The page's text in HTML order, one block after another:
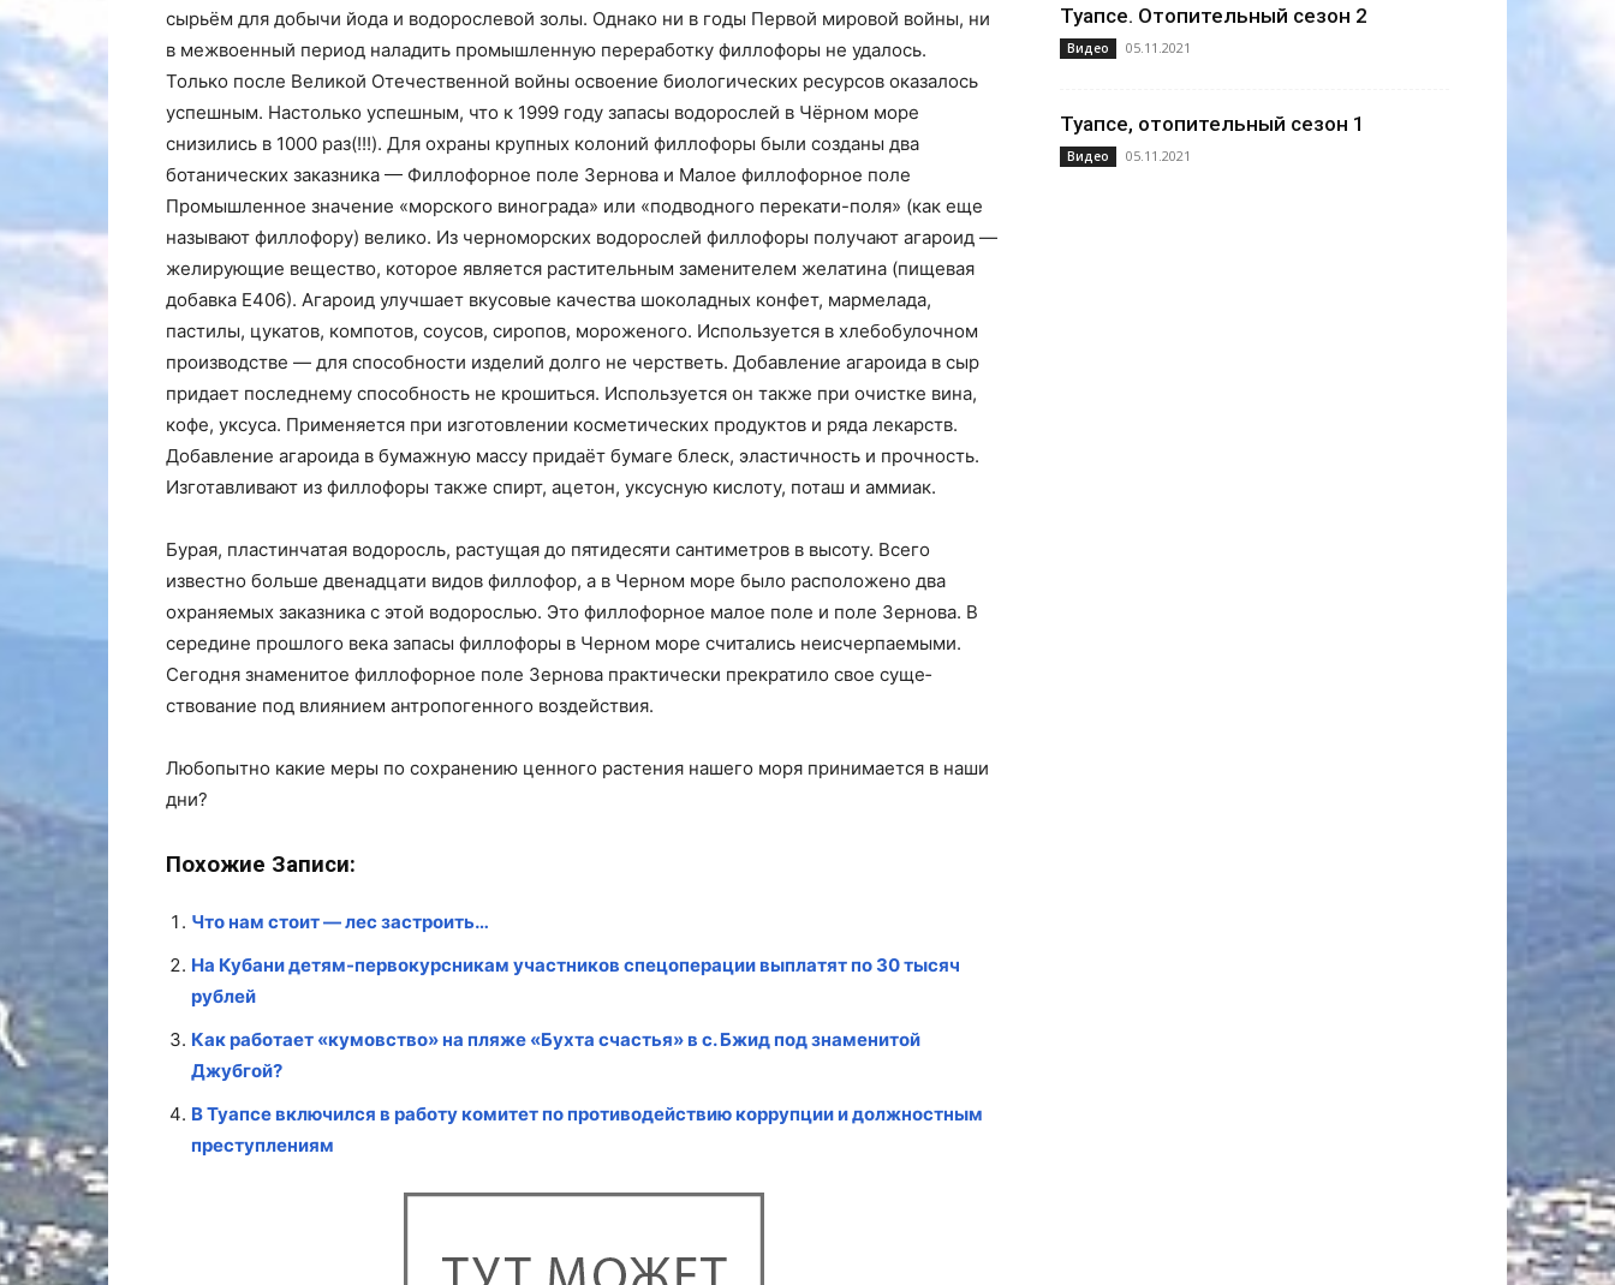
сырьём для добычи йода и водорослевой золы. Однако ни в годы Первой мировой войны, ни
в межвоенный период наладить промышленную переработку филлофоры не удалось.
Только после Великой Отечественной войны освоение биологических ресурсов оказалось
успешным. Настолько успешным, что к 1999 году запасы водорослей в Чёрном море
снизились в 1000 раз(!!!). Для охраны крупных колоний филлофоры были созданы два
ботанических заказника — Филлофорное поле Зернова и Малое филлофорное поле
Промышленное значение «морского винограда» или «подводного перекати-поля» (как еще
называют филлофору) велико. Из черноморских водорослей филлофоры получают агароид —
желирующие вещество, которое является растительным заменителем желатина (пищевая
добавка Е406). Агароид улучшает вкусовые качества шоколадных конфет, мармелада,
пастилы, цукатов, компотов, соусов, сиропов, мороженого. Используется в хлебобулочном
производстве — для способности изделий долго не черстветь. Добавление агароида в сыр
придает последнему способность не крошиться. Используется он также при очистке вина,
кофе, уксуса. Применяется при изготовлении косметических продуктов и ряда лекарств.
Добавление агароида в бумажную массу придаёт бумаге блеск, эластичность и прочность.
Изготавливают из филлофоры также спирт, ацетон, уксусную кислоту, поташ и аммиак.
Бурая, пластинчатая водоросль, растущая до пятидесяти сантиметров в высоту. Всего
известно больше двенадцати видов филлофор, а в Черном море было расположено два
охраняемых заказника с этой водорослью. Это филлофорное малое поле и поле Зернова. В
середине прошлого века запасы филлофоры в Чер­ном море считались неисчерпаемыми.
Сегодня знаменитое филлофорное поле Зернова практически прекратило свое суще­
ствование под влиянием антропогенного воздействия.
Любопытно какие меры по сохранению ценного растения нашего моря принимается в наши
дни?
Похожие Записи:
Что нам стоит — лес застроить…
На Кубани детям-первокурсникам участников спецоперации выплатят по 30 тысяч
рублей
Как работает «кумовство» на пляже «Бухта счастья» в с. Бжид под знаменитой
Джубгой?
В Туапсе включился в работу комитет по противодействию коррупции и должностным
преступлениям
Туапсе. Отопительный сезон 2
Видео 05.11.2021
Туапсе, отопительный сезон 1
Видео 05.11.2021